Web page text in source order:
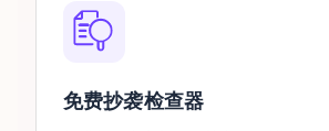
免费抄袭检查器